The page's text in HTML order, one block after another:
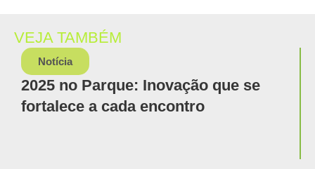
VEJA TAMBÉM
Notícia
2025 no Parque: Inovação que se
fortalece a cada encontro